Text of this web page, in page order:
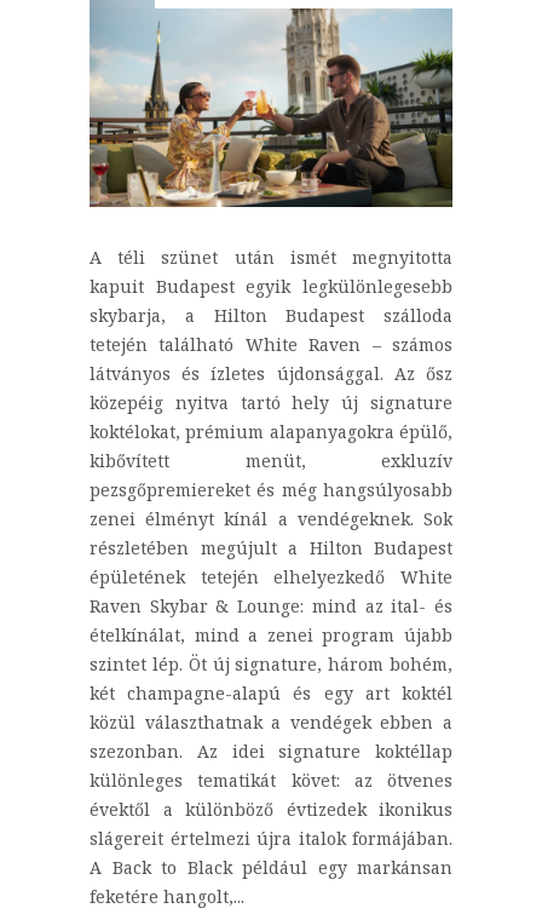
A téli szünet után ismét megnyitotta
kapuit Budapest egyik legkülönlegesebb
skybarja, a Hilton Budapest szálloda
tetején található White Raven – számos
látványos és ízletes újdonsággal. Az ősz
közepéig nyitva tartó hely új signature
koktélokat, prémium alapanyagokra épülő,
kibővített menüt, exkluzív
pezsgőpremiereket és még hangsúlyosabb
zenei élményt kínál a vendégeknek. Sok
részletében megújult a Hilton Budapest
épületének tetején elhelyezkedő White
Raven Skybar & Lounge: mind az ital- és
ételkínálat, mind a zenei program újabb
szintet lép. Öt új signature, három bohém,
két champagne-alapú és egy art koktél
közül választhatnak a vendégek ebben a
szezonban. Az idei signature koktéllap
különleges tematikát követ: az ötvenes
évektől a különböző évtizedek ikonikus
slágereit értelmezi újra italok formájában.
A Back to Black például egy markánsan
feketére hangolt,...